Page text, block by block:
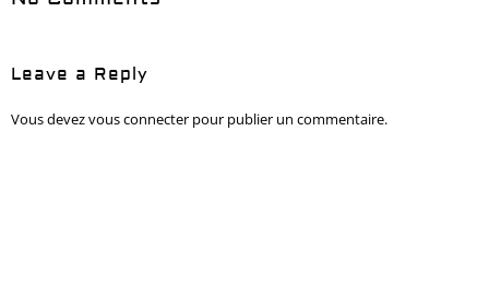
Leave a Reply
Vous devezvous connecterpour publier un commentaire.